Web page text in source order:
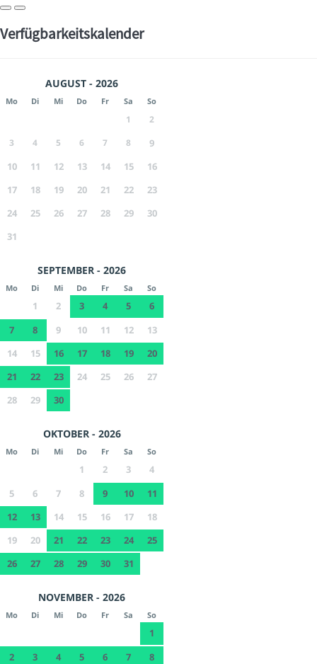
Verfügbarkeitskalender
AUGUST - 2026
Mo Di Mi Do Fr Sa So
1
2
3
4 5 6 7 8
9
10
11 12 13 14 15
16
17
18 19 20 21 22
23
24
25 26 27 28 29
30
31
SEPTEMBER - 2026
Mo Di Mi Do Fr Sa So
1 2 3 4 5
6
7
8 9 10 11 12
13
14
15 16 17 18 19
20
21
22 23 24 25 26
27
28
29 30
OKTOBER - 2026
Mo Di Mi Do Fr Sa So
1 2 3
4
5
6 7 8 9 10
11
12
13 14 15 16 17
18
19
20 21 22 23 24
25
26
27 28 29 30 31
NOVEMBER - 2026
Mo Di Mi Do Fr Sa So
1
2
3 4 5 6 7
8